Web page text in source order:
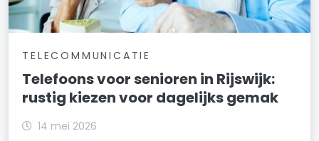
TELECOMMUNICATIE
Telefoons voor senioren in Rijswijk:
rustig kiezen voor dagelijks gemak
14 mei 2026